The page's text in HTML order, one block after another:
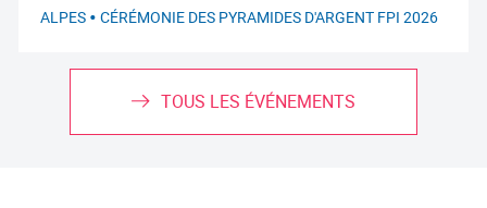
ALPES • CÉRÉMONIE DES PYRAMIDES D'ARGENT FPI 2026
TOUS LES ÉVÉNEMENTS